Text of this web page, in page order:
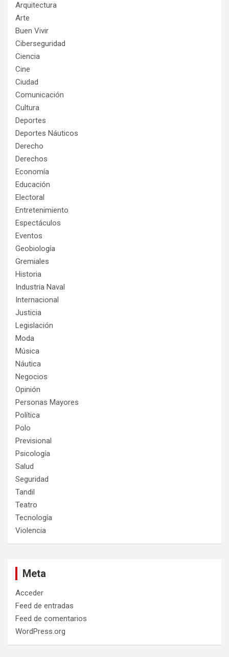
Arquitectura
Arte
Buen Vivir
Ciberseguridad
Ciencia
Cine
Ciudad
Comunicación
Cultura
Deportes
Deportes Náuticos
Derecho
Derechos
Economía
Educación
Electoral
Entretenimiento
Espectáculos
Eventos
Geobiología
Gremiales
Historia
Industria Naval
Internacional
Justicia
Legislación
Moda
Música
Náutica
Negocios
Opinión
Personas Mayores
Política
Polo
Previsional
Psicología
Salud
Seguridad
Tandil
Teatro
Tecnología
Violencia
Meta
Acceder
Feed de entradas
Feed de comentarios
WordPress.org